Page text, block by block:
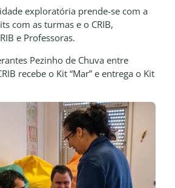
exploratória prende-se com a
com as turmas e o CRIB,
e Professoras.
Pezinho de Chuva entre
recebe o Kit “Mar” e entrega o Kit